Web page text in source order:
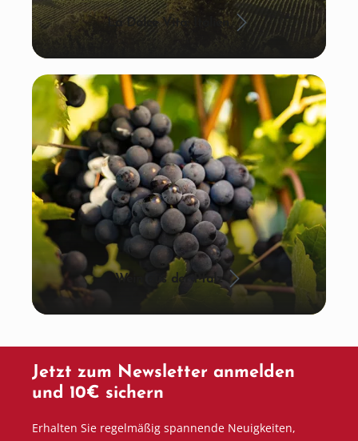
La Dolce Vita: Italien
Wein aus der Pfalz
Jetzt zum Newsletter anmelden
und 10€ sichern
Erhalten Sie regelmäßig spannende Neuigkeiten,